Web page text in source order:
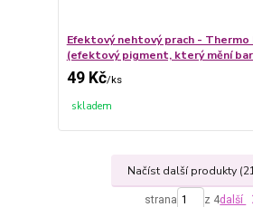
Efektový nehtový prach - Thermo
(efektový pigment, který mění
49 Kč/ks
skladem
Načíst další produkty
strana z 4další